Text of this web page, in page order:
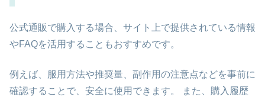
公式通販で購入する場合、サイト上で提供されている情報
やFAQを活用することもおすすめです。
例えば、服用方法や推奨量、副作用の注意点などを事前に
確認することで、安全に使用できます。 また、購入履歴